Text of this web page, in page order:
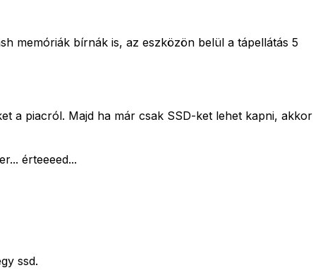
memóriák bírnák is, az eszközön belül a tápellátás 5
a piacról. Majd ha már csak SSD-ket lehet kapni, akkor
érteeeed...
ssd.